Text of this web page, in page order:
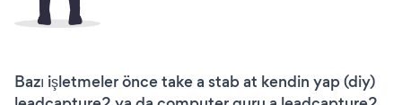
Bazı işletmeler önce take a stab at kendin yap (diy)